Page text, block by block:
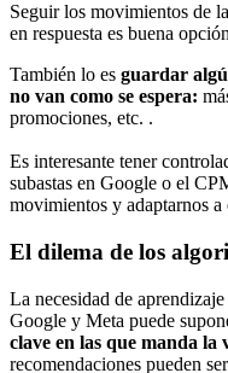
Seguir los movimientos de
en respuesta es buena
También lo es guardar
no van como se espera:
promociones, etc. .
Es interesante tener
subastas en Google o el
movimientos y adaptarnos a
El dilema de los
La necesidad de
Google y Meta puede
clave en las que manda la
recomendaciones pueden